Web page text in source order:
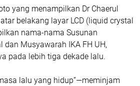
yang menampilkan Dr Chaerul
belakang layar LCD (liquid crystal
nama-nama Susunan
dan Musyawarah IKA FH UH,
pada lebih tiga dekade lalu.
lalu yang hidup”—meminjam